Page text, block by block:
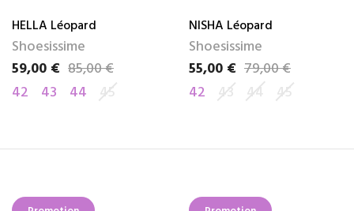
HELLA Léopard
Shoesissime
Prix
59,00 €
Prix de base85,00 €
42
43 44 45
NISHA Léopard
Shoesissime
Prix
55,00 €
Prix de base79,00 €
42 43 44 45